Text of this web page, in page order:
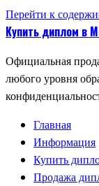
Перейти к
Купить диплом в
Официальная
любого уровня
Главная
Информация
Купить
Продажа